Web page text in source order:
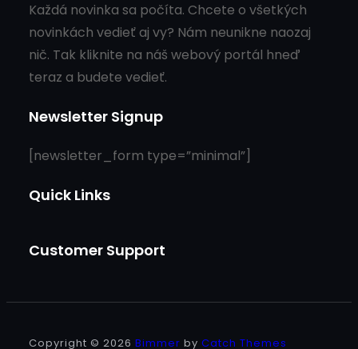
Každá novinka sa počíta. Chcete o všetkých
novinkách vedieť aj vy? Nám neunikne naozaj
nič. Tak kliknite na náš webový portál hneď
teraz a budete vedieť.
Newsletter Signup
[newsletter_form type=”minimal”]
Quick Links
Customer Support
Copyright © 2026 Bimmer by Catch Themes